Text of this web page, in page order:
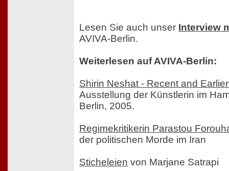
Lesen Sie auch unser Interview
AVIVA-Berlin.
Weiterlesen auf AVIVA-Berlin:
Shirin Neshat - Recent and
Ausstellung der Künstlerin im
Berlin, 2005.
Regimekritikerin Parastou
der politischen Morde im Iran
Sticheleien von Marjane Satrapi